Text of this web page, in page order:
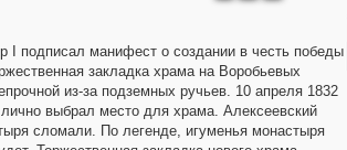
I подписал манифест о создании в честь победы
закладка храма на Воробьевых
из-за подземных ручьев. 10 апреля 1832
выбрал место для храма. Алексеевский
сломали. По легенде, игуменья монастыря
2